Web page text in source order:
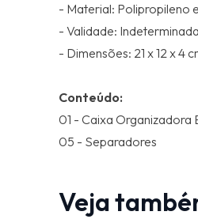
- Material: Polipropileno
- Validade: Indeterminada
- Dimensões: 21 x 12 x 4
Conteúdo:
01 - Caixa Organizadora
05 - Separadores
Veja